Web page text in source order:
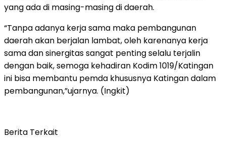
yang ada di masing-masing di daerah.
“Tanpa adanya kerja sama maka pembangunan
daerah akan berjalan lambat, oleh karenanya kerja
sama dan sinergitas sangat penting selalu terjalin
dengan baik, semoga kehadiran Kodim 1019/Katingan
ini bisa membantu pemda khususnya Katingan dalam
pembangunan,”ujarnya. (Ingkit)
Berita Terkait